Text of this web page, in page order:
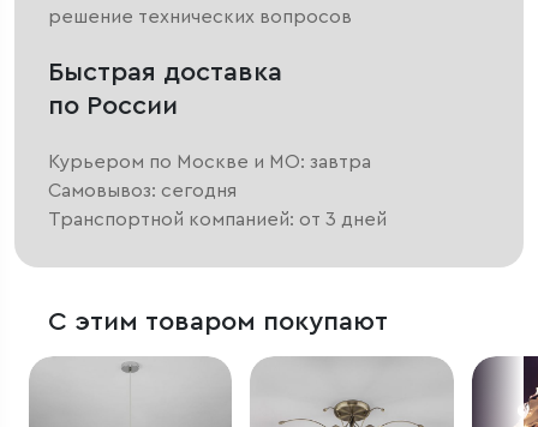
решение технических вопросов
Быстрая доставка
по России
Курьером по Москве и МО: завтра
Самовывоз: сегодня
Транспортной компанией: от 3 дней
С этим товаром покупают